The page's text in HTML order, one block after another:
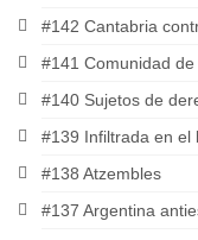
#142 Cantabria
#141 Comunidad
#140 Sujetos de
#139 Infiltrada en el
#138 Atzembles
#137 Argentina